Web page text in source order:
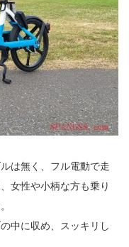
は無く、フル電動で走
女性や小柄な方も乗り
中に収め、スッキリし